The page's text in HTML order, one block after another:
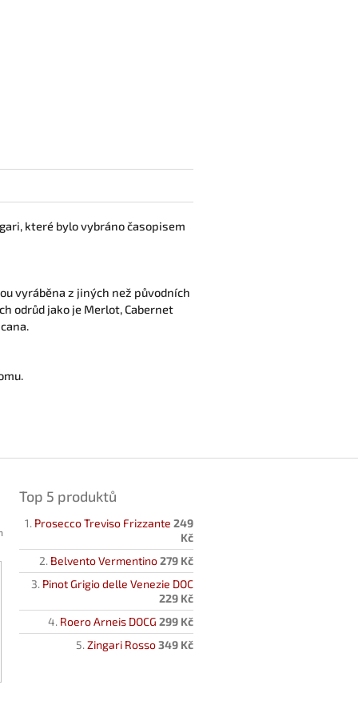
které bylo vybráno časopisem
vyráběna z jiných než původních
odrůd jako je Merlot, Cabernet
Top 5 produktů
Prosecco Treviso Frizzante 249
Kč
Belvento Vermentino279 Kč
Pinot Grigio delle Venezie DOC
229 Kč
Roero Arneis DOCG 299 Kč
Zingari Rosso349 Kč